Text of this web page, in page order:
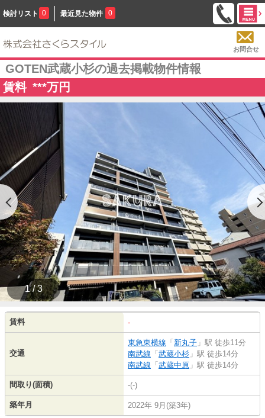
検討リスト 0 最近見た物件 0
お問合せ
GOTEN武蔵小杉の過去掲載物件情報
賃料 ***万円
1 / 3
賃料 -
交通
東急東横線 「 新丸子 」駅 徒歩11分
南武線 「 武蔵小杉 」駅 徒歩14分
南武線 「 武蔵中原 」駅 徒歩14分
間取り(面積) -(-)
築年月 2022年 9月(築3年)